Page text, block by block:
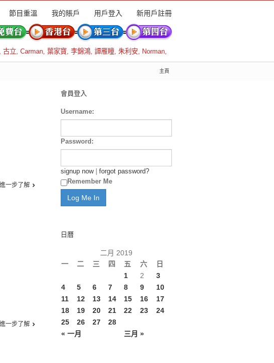
節目重溫 我的賬戶 用戶登入 新用戶註冊
, 古立, Carman, 葉家寶, 李錦鴻, 譚雁瞳, 朱利安, Norman,
主頁
進一步了解
進一步了解
會員登入
Username:
Password:
signup now| forgot password?
Remember Me
日曆
二月 2019
一
二 三 四 五 六 日
« 一月 三月 »
1 2
3
4
5 6 7 8 9
10
11
12 13 14 15 16
17
18
19 20 21 22 23
24
25
26 27 28